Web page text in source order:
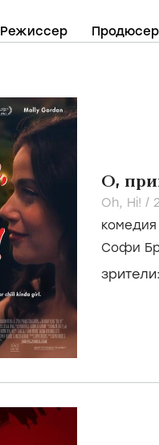
Режиссер Продюсер
О,
Oh, Hi! /
комедия
Софи
зрители: